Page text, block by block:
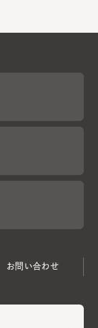
お問い合わせ